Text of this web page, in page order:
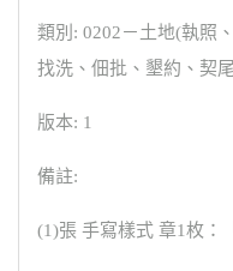
類別: 0202－土地(執照
找洗、佃批、墾約、契
版本: 1
備註:
(1)張 手寫樣式 章1枚：